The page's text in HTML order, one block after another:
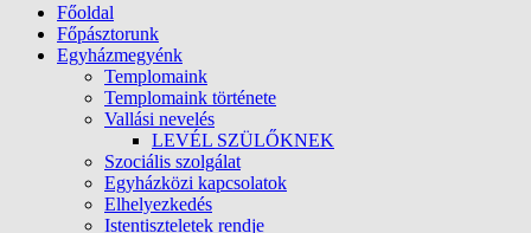
Főoldal
Főpásztorunk
Egyházmegyénk
Templomaink
Templomaink története
Vallási nevelés
LEVÉL SZÜLŐKNEK
Szociális szolgálat
Egyházközi kapcsolatok
Elhelyezkedés
Istentiszteletek rendje